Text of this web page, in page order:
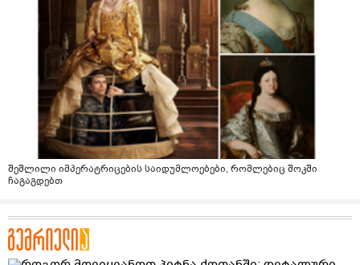
შეშლილი იმპერატრიცების საიდუმლოებები, რომლებიც შოკში
ჩაგაგდებთ